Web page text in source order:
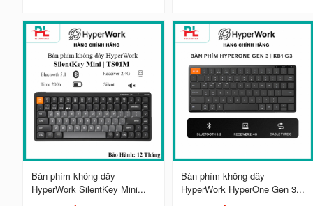
Bàn phím không dây
HyperWork SilentKey Mini...
Bàn phím không dây
HyperWork HyperOne Gen 3...